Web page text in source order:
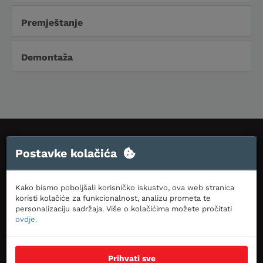
Usluga montaže klima uređaja
Montaža klima uređaja ključan je korak za
Premještanje
Demontaža
Ponedjeljak - Petak
Kaštelanska 8, 21210 Solin
Postavke kolačića
Kako bismo poboljšali korisničko iskustvo, ova web stranica
koristi kolačiće za funkcionalnost, analizu prometa te
personalizaciju sadržaja. Više o kolačićima možete pročitati
ovdje.
Prihvati sve